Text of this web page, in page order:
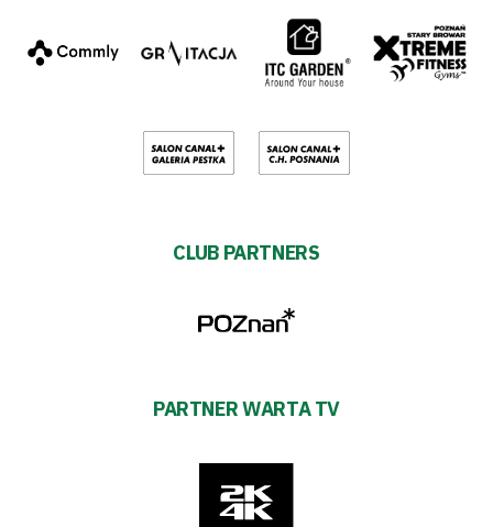
CLUB PARTNERS
PARTNER WARTA TV